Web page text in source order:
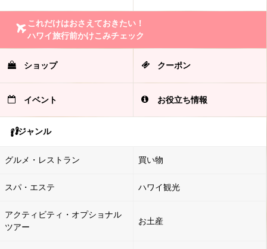
これだけはおさえておきたい！
ハワイ旅行前かけこみチェック
ショップ クーポン
イベント お役立ち情報
ジャンル
グルメ・レストラン 買い物
スパ・エステ ハワイ観光
アクティビティ・オプショナル
ツアー
お土産